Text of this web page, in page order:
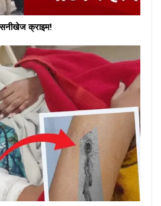
क्राइम!